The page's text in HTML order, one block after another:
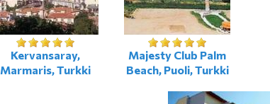
Kervansaray,
Marmaris, Turkki
Majesty Club Palm
Beach, Puoli, Turkki